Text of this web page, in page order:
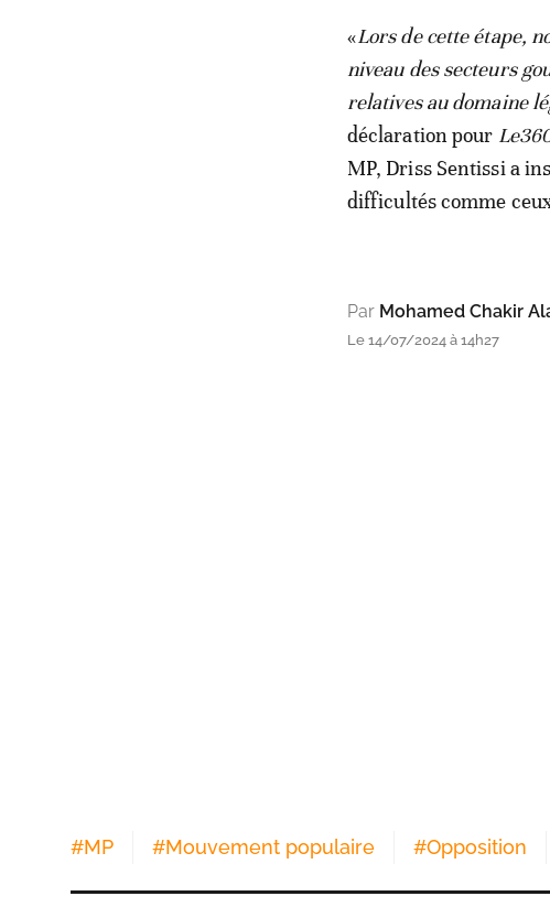
«Lors de cette étape,
niveau des secteurs
relatives au domaine
déclaration pour
MP, Driss Sentissi a
difficultés comme
Par Mohamed Chakir
Le 14/07/2024 à 14h27
#MP #Mouvement populaire #Opposition